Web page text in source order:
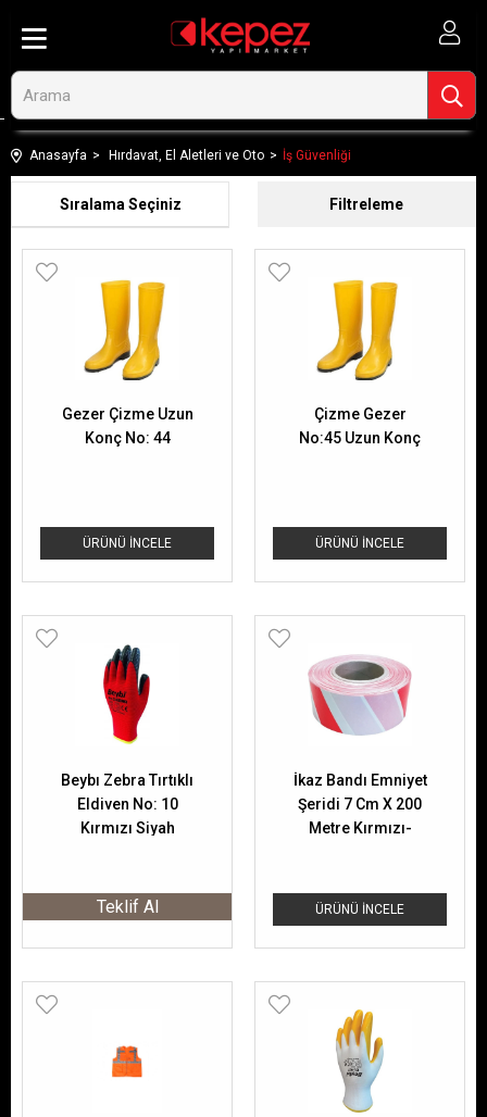
Anasayfa Hırdavat, El Aletleri ve Oto İş Güvenliği
Filtreleme
Sıralama
ÜRÜNÜ İNCELE
Gezer Çizme Uzun
Konç No: 44
ÜRÜNÜ İNCELE
Çizme Gezer
No:45 Uzun Konç
Beybı Zebra Tırtıklı
Eldiven No: 10
Kırmızı Siyah
Teklif Al ÜRÜNÜ İNCELE
İkaz Bandı Emniyet
Şeridi 7 Cm X 200
Metre Kırmızı-